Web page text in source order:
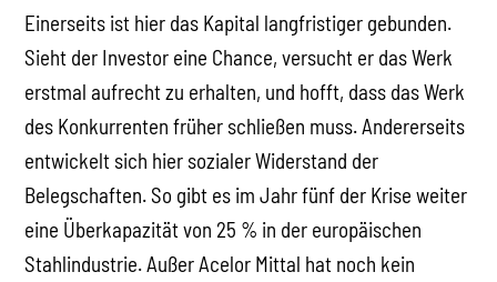
Einerseits ist hier das Kapital langfristiger gebunden.
Sieht der Investor eine Chance, versucht er das Werk
erstmal aufrecht zu erhalten, und hofft, dass das Werk
des Konkurrenten früher schließen muss. Andererseits
entwickelt sich hier sozialer Widerstand der
Belegschaften. So gibt es im Jahr fünf der Krise weiter
eine Überkapazität von 25 % in der europäischen
Stahlindustrie. Außer Acelor Mittal hat noch kein